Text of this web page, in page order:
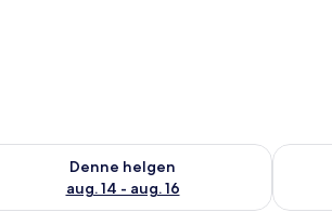
11
Denne helgen
aug. 14 - aug. 16
tilgjengelighet for denne helgen, aug. 14
Sjekk